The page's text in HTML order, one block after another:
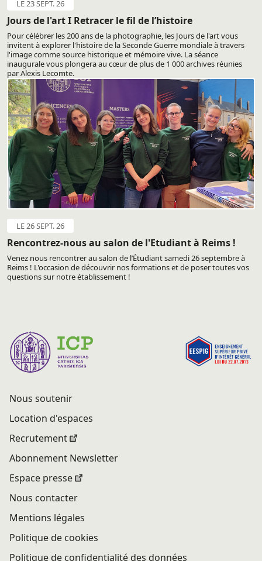
LE 23 SEPT. 26
Jours de l'art I Retracer le fil de l’histoire
Pour célébrer les 200 ans de la photographie, les Jours de l'art vous
invitent à explorer l'histoire de la Seconde Guerre mondiale à travers
l'image comme source historique et mémoire vive. La séance
inaugurale vous plongera au cœur de plus de 1 000 archives réunies
par Alexis Lecomte.
LE 26 SEPT. 26
Rencontrez-nous au salon de l'Etudiant à Reims !
Venez nous rencontrer au salon de l’Étudiant samedi 26 septembre à
Reims ! L'occasion de découvrir nos formations et de poser toutes vos
questions sur notre établissement !
Nous soutenir
Location d'espaces
Recrutement
Abonnement Newsletter
Espace presse
Nous contacter
Mentions légales
Politique de cookies
Politique de confidentialité des données